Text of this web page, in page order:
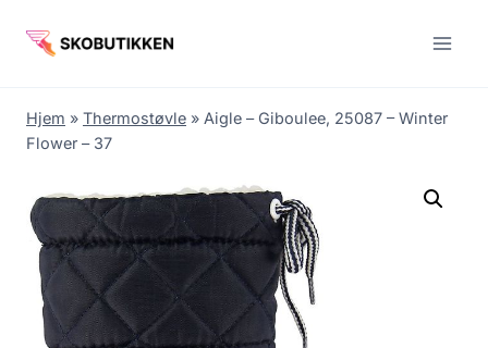
Hjem » Thermostøvle » Aigle – Giboulee, 25087 – Winter
Flower – 37